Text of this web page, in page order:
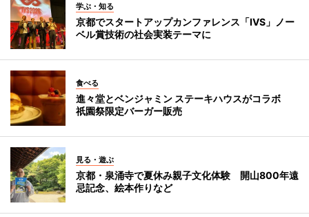
学ぶ・知る
京都でスタートアップカンファレンス「IVS」ノー
ベル賞技術の社会実装テーマに
食べる
進々堂とベンジャミン ステーキハウスがコラボ
祇園祭限定バーガー販売
見る・遊ぶ
京都・泉涌寺で夏休み親子文化体験 開山800年遠
忌記念、絵本作りなど